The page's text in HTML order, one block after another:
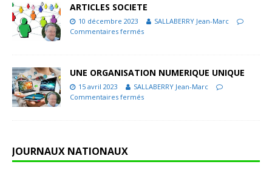
ARTICLES SOCIETE
10 décembre 2023
SALLABERRY Jean-Marc
Commentaires fermés
UNE ORGANISATION NUMERIQUE UNIQUE
15 avril 2023
SALLABERRY Jean-Marc
Commentaires fermés
JOURNAUX NATIONAUX